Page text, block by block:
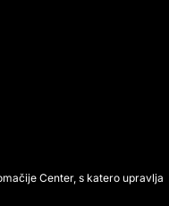
Center, s katero upravlja